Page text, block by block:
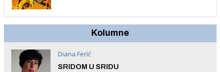
Kolumne
Diana Ferić
SRIDOM U SRIDU